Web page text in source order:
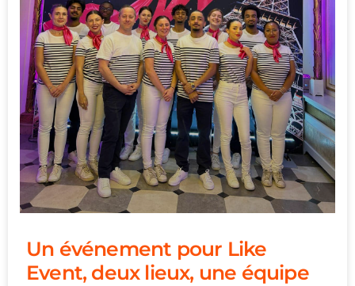
Un événement pour Like
Event, deux lieux, une équipe